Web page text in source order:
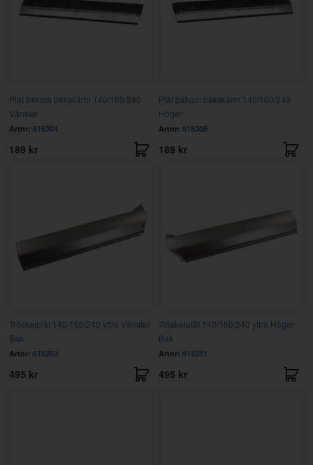
Plåt bakom bakskärm 140/160/240
Vänster
Artnr: 615304
189 kr
Plåt bakom bakskärm 140/160/240
Höger
Artnr: 615305
189 kr
Tröskelplåt 140/160/240 yttre Vänster
Bak
Artnr: 615250
495 kr
Tröskelplåt 140/160/240 yttre Höger
Bak
Artnr: 615251
495 kr